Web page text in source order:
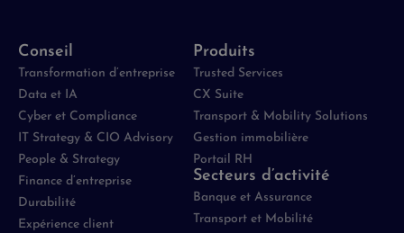
Conseil
Transformation d’entreprise
Data et IA
Cyber et Compliance
IT Strategy & CIO Advisory
People & Strategy
Finance d’entreprise
Durabilité
Expérience client
Produits
Trusted Services
CX Suite
Transport & Mobility Solutions
Gestion immobilière
Portail RH
Secteurs d’activité
Banque et Assurance
Transport et Mobilité